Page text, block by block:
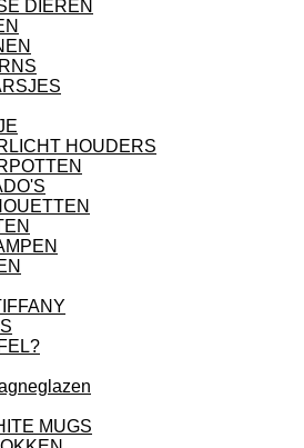
DIEREN
HOUDERS
MUGS